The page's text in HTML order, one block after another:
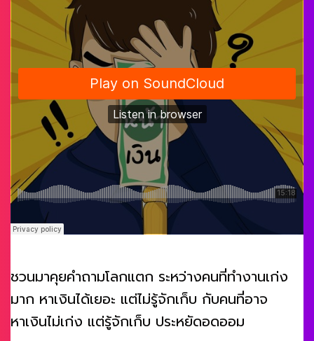
ชวนมาคุยคำถามโลกแตก ระหว่างคนที่ทำงานเก่ง
มาก หาเงินได้เยอะ แต่ไม่รู้จักเก็บ กับคนที่อาจ
หาเงินไม่เก่ง แต่รู้จักเก็บ ประหยัดอดออม